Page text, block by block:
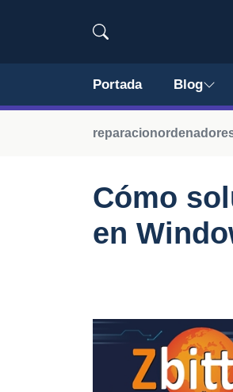
Portada Blog
Cómo
en